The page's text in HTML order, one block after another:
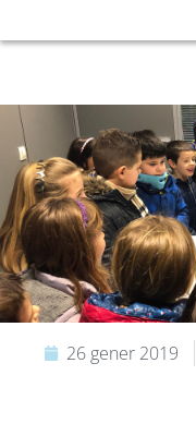
26 gener 2019